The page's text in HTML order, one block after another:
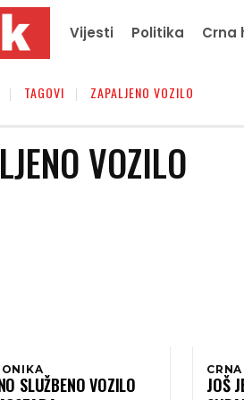
Vijesti Politika Crna
TAGOVI ZAPALJENO VOZILO
VOZILO
SLUŽBENO VOZILO
JOŠ